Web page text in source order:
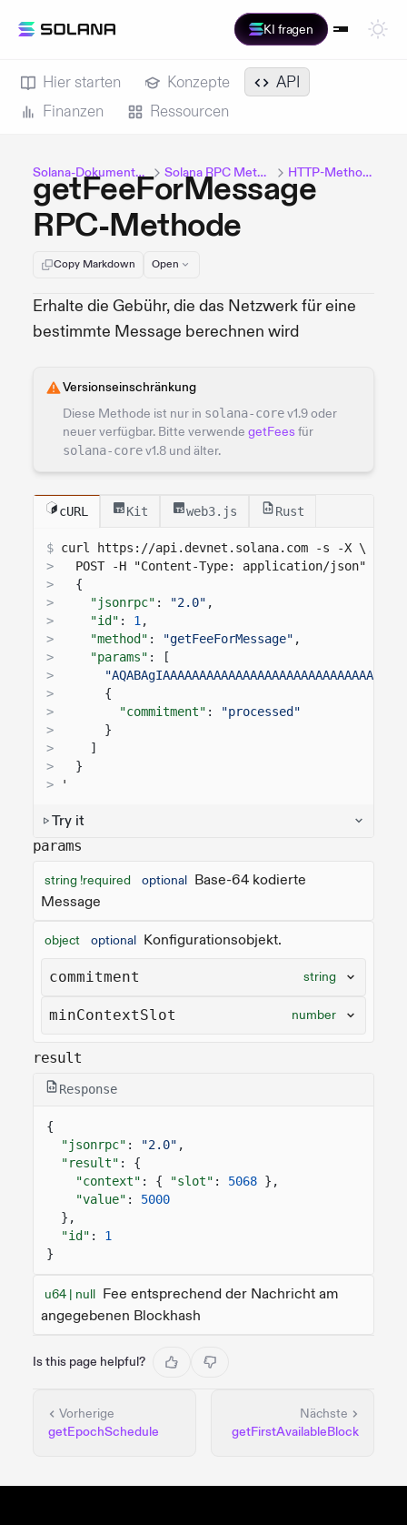
KI fragen
Hier starten Konzepte
API
Finanzen
Ressourcen
Solana-Dokumentation Solana RPC Methods HTTP-Methoden
getFeeForMessage
RPC-Methode
Copy Markdown Open
Erhalte die Gebühr, die das Netzwerk für eine
bestimmte Message berechnen wird
Versionseinschränkung
Diese Methode ist nur in solana-corev1.9 oder
neuer verfügbar. Bitte verwende getFees für
solana-corev1.8 und älter.
cURL Kit web3.js Rust
$ curl https://api.devnet.solana.com -s -X \
>
POST -H "Content-Type: application/json" -d
>
{
>
"jsonrpc" : "2.0" ,
>
"id" : 1 ,
>
"method" : "getFeeForMessage" ,
>
"params" : [
>
>
{
>
"commitment" :
"processed"
>
}
>
]
>
}
>
'
Try it
params
string !required optional Base-64 kodierte
Message
object optional Konfigurationsobjekt.
commitment string
minContextSlot number
result
Response
{
"jsonrpc" : "2.0" ,
"result" : {
"context" : { "slot" : 5068 },
"value" :
5000
},
"id" :
1
}
u64 | null Fee entsprechend der Nachricht am
angegebenen Blockhash
Is this page helpful?
Vorherige
getEpochSchedule
Nächste
getFirstAvailableBlock